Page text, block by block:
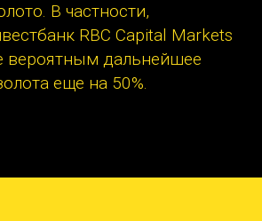
В частности,
RBC Capital Markets
вероятным дальнейшее
еще на 50%.